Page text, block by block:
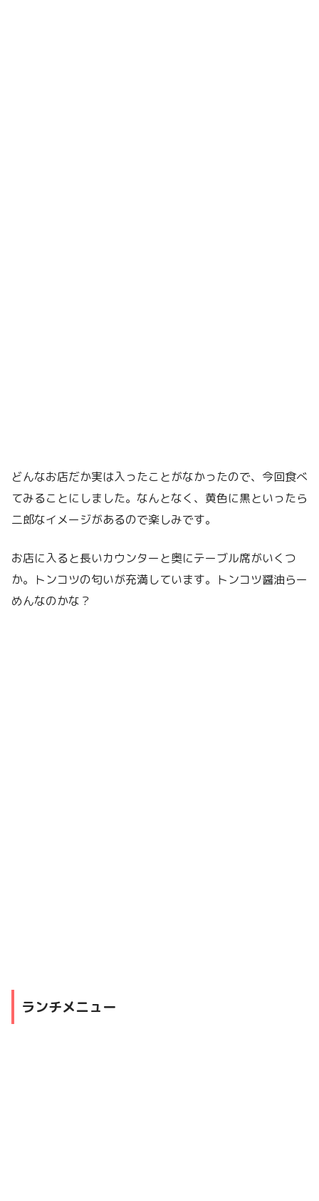
どんなお店だか実は入ったことがなかったので、今回食べ
てみることにしました。なんとなく、黄色に黒といったら
二郎なイメージがあるので楽しみです。
お店に入ると長いカウンターと奥にテーブル席がいくつ
か。トンコツの匂いが充満しています。トンコツ醤油らー
めんなのかな？
ランチメニュー